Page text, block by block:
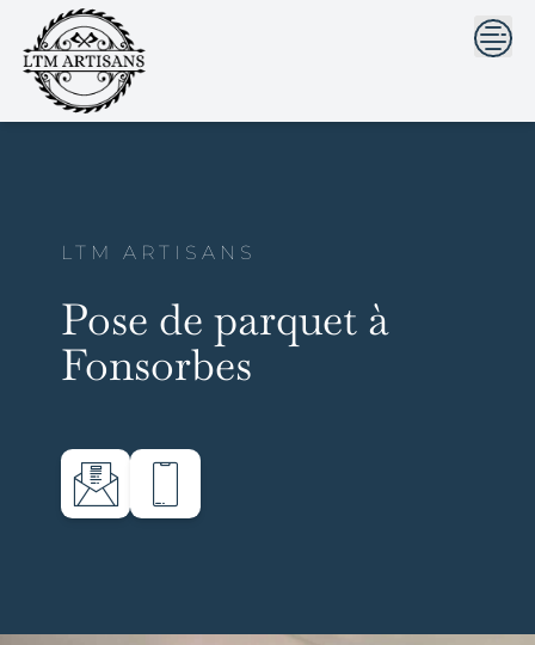
```html```
content
LTM ARTISANS
Pose de parquet à
Fonsorbes